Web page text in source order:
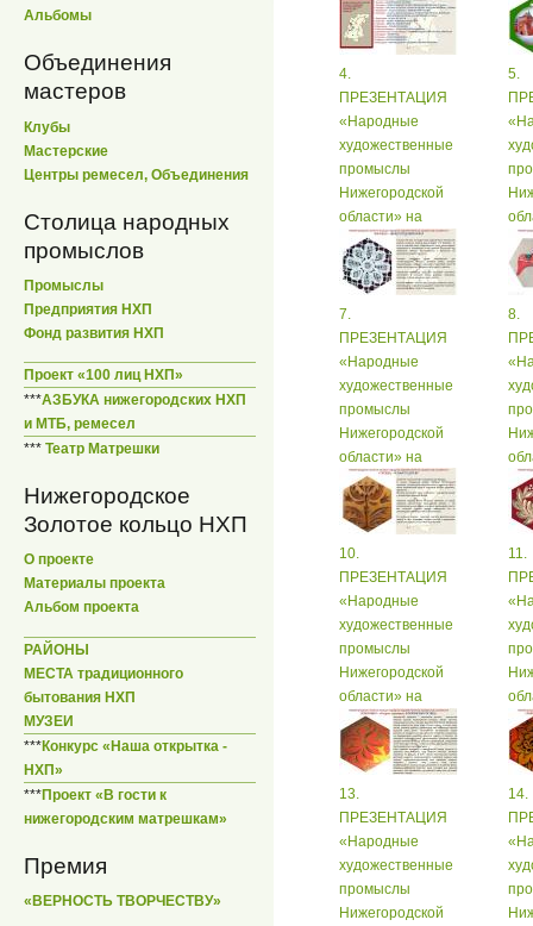
Альбомы
Объединения
мастеров
Клубы
Мастерские
Центры ремесел, Объединения
Столица народных
промыслов
Промыслы
Предприятия НХП
Фонд развития НХП
Проект «100 лиц НХП»
***АЗБУКА нижегородских НХП
и МТБ, ремесел
*** Театр Матрешки
Нижегородское
Золотое кольцо НХП
О проекте
Материалы проекта
Альбом проекта
РАЙОНЫ
МЕСТА традиционного
бытования НХП
МУЗЕИ
***Конкурс «Наша открытка -
НХП»
***Проект «В гости к
нижегородским матрешкам»
Премия
«ВЕРНОСТЬ ТВОРЧЕСТВУ»
4.
ПРЕЗЕНТАЦИЯ
«Народные
художественные
промыслы
Нижегородской
области» на
русском языке
5.
7.
ПРЕЗЕНТАЦИЯ
«Народные
художественные
промыслы
Нижегородской
области» на
русском языке
8.
10.
ПРЕЗЕНТАЦИЯ
«Народные
художественные
промыслы
Нижегородской
области» на
русском языке
11.
13.
ПРЕЗЕНТАЦИЯ
«Народные
художественные
промыслы
Нижегородской
14.